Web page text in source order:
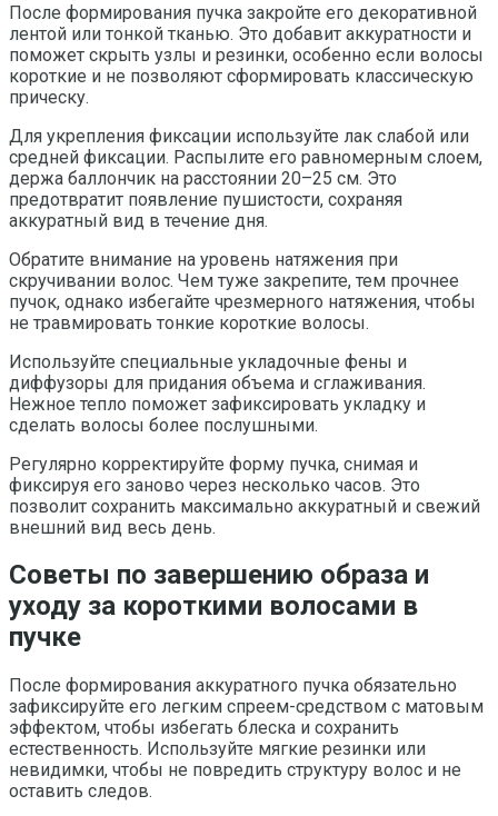
После формирования пучка закройте его декоративной
лентой или тонкой тканью. Это добавит аккуратности и
поможет скрыть узлы и резинки, особенно если волосы
короткие и не позволяют сформировать классическую
прическу.
Для укрепления фиксации используйте лак слабой или
средней фиксации. Распылите его равномерным слоем,
держа баллончик на расстоянии 20–25 см. Это
предотвратит появление пушистости, сохраняя
аккуратный вид в течение дня.
Обратите внимание на уровень натяжения при
скручивании волос. Чем туже закрепите, тем прочнее
пучок, однако избегайте чрезмерного натяжения, чтобы
не травмировать тонкие короткие волосы.
Используйте специальные укладочные фены и
диффузоры для придания объема и сглаживания.
Нежное тепло поможет зафиксировать укладку и
сделать волосы более послушными.
Регулярно корректируйте форму пучка, снимая и
фиксируя его заново через несколько часов. Это
позволит сохранить максимально аккуратный и свежий
внешний вид весь день.
Советы по завершению образа и
уходу за короткими волосами в
пучке
После формирования аккуратного пучка обязательно
зафиксируйте его легким спреем-средством с матовым
эффектом, чтобы избегать блеска и сохранить
естественность. Используйте мягкие резинки или
невидимки, чтобы не повредить структуру волос и не
оставить следов.